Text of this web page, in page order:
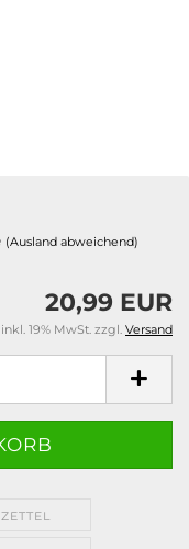
(Ausland abweichend)
20,99 EUR
inkl. 19% MwSt. zzgl. Versand